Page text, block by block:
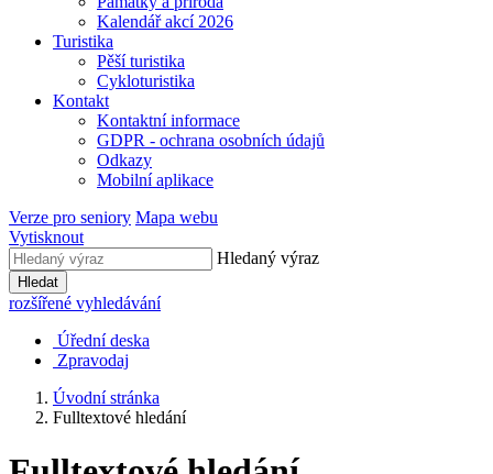
Kalendář akcí 2026
Turistika
Pěší turistika
Cykloturistika
Kontakt
Kontaktní informace
GDPR - ochrana osobních údajů
Odkazy
Mobilní aplikace
Verze pro seniory Mapa webu
Vytisknout
Hledaný výraz
Hledat
rozšířené vyhledávání
Úřední deska
Zpravodaj
Úvodní stránka
Fulltextové hledání